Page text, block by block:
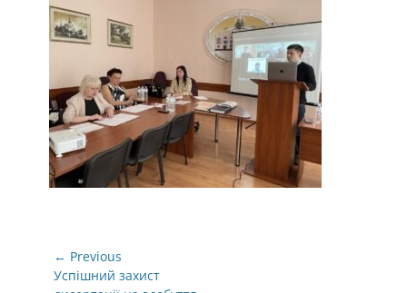
Навігація
записів
← Previous
Previous
Успішний захист